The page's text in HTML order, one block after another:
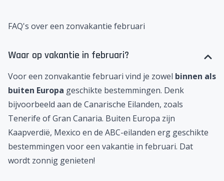
FAQ's over een zonvakantie februari
Waar op vakantie in februari?
Voor een zonvakantie februari vind je zowel binnen als
buiten Europa geschikte bestemmingen. Denk
bijvoorbeeld aan de Canarische Eilanden, zoals
Tenerife ofGran Canaria. Buiten Europa zijn
Kaapverdië, Mexico en de ABC-eilanden erg geschikte
bestemmingen voor een vakantie in februari. Dat
wordt zonnig genieten!